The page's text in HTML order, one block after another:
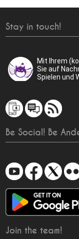
Stay in touch!
Mit Ihrem
Sie auf
Spielen und
Be Social! Be
Join the team!